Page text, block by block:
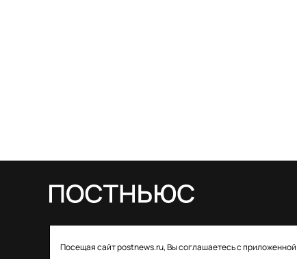
Посещая сайт postnews.ru, Вы соглашаетесь с приложенной
о регистрации СМИ: ЭЛ № ФС 77–85757 от 22 августа